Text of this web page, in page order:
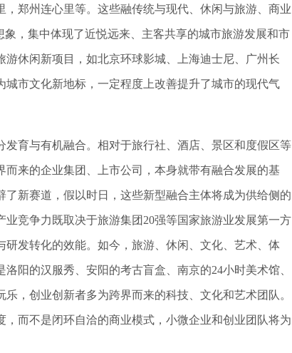
郑州连心里等。这些融传统与现代、休闲与旅游、商业
，集中体现了近悦远来、主客共享的城市旅游发展和市
休闲新项目，如北京环球影城、上海迪士尼、广州长
市文化新地标，一定程度上改善提升了城市的现代气
育与有机融合。相对于旅行社、酒店、景区和度假区等
来的企业集团、上市公司，本身就带有融合发展的基
新赛道，假以时日，这些新型融合主体将成为供给侧的
竞争力既取决于旅游集团20强等国家旅游业发展第一方
发转化的效能。如今，旅游、休闲、文化、艺术、体
阳的汉服秀、安阳的考古盲盒、南京的24小时美术馆、
，创业创新者多为跨界而来的科技、文化和艺术团队。
而不是闭环自洽的商业模式，小微企业和创业团队将为